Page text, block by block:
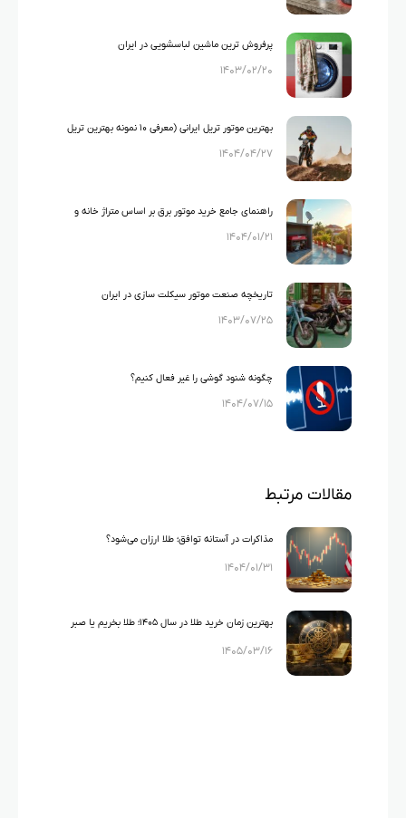
پرفروش ترین ماشین لباسشویی در ایران
۱۴۰۳/۰۲/۲۰
بهترین موتور تریل ایرانی (معرفی ۱۰ نمونه بهترین تریل
های ایرانی)
۱۴۰۴/۰۴/۲۷
راهنمای جامع خرید موتور برق بر اساس متراژ خانه و
لوازم خانگی
۱۴۰۴/۰۱/۲۱
تاریخچه صنعت موتور سیکلت سازی در ایران
۱۴۰۳/۰۷/۲۵
چگونه شنود گوشی را غیر فعال کنیم؟
۱۴۰۴/۰۷/۱۵
مقالات مرتبط
مذاکرات در آستانه توافق؛ طلا ارزان می‌شود؟
۱۴۰۴/۰۱/۳۱
بهترین زمان خرید طلا در سال ۱۴۰۵؛ طلا بخریم یا صبر
کنیم؟
۱۴۰۵/۰۳/۱۶